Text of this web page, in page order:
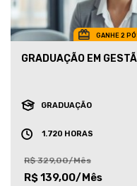
GANHE 2
GRADUAÇÃO EM
GRADUAÇÃO
1.720 HORAS
R$ 329,00/Mês
R$ 139,00/Mês